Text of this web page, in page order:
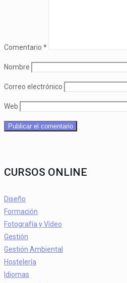
Comentario *
Nombre
Correo electrónico
Web
CURSOS ONLINE
Diseño
Formación
Fotografía y Vídeo
Gestión
Gestión Ambiental
Hostelería
Idiomas